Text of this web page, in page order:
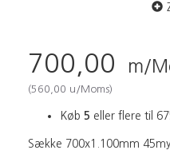
700,00 m/
(560,00 u/Moms)
Køb 5 eller flere til
Sække 700x1.100mm